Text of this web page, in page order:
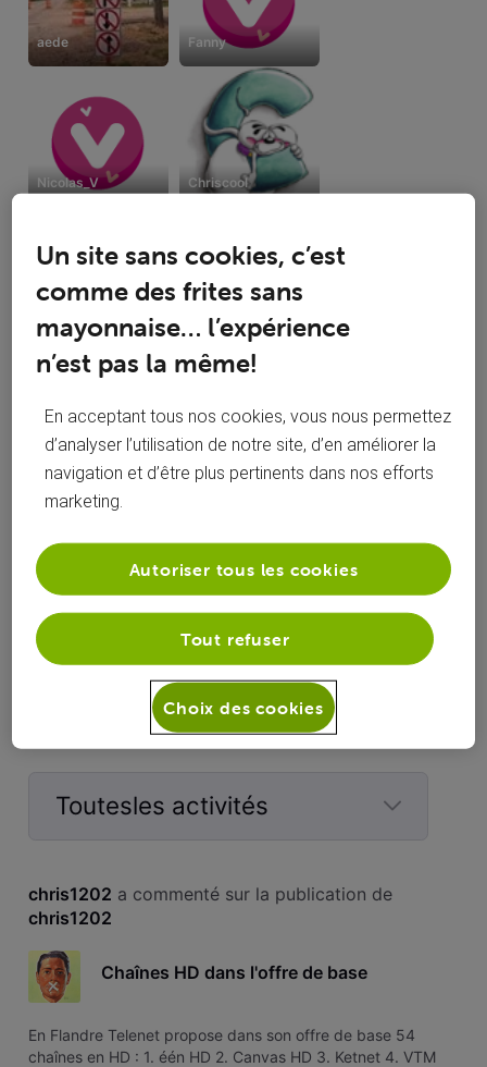
aede Fanny
Nicolas_V Chriscool
5 suivent
aede Nicolas_V
Activités de chris1202
Toutesles activités
Toutesles
activités
chris1202 a commenté sur la publication de
chris1202
Chaînes HD dans l'offre de base
En Flandre Telenet propose dans son offre de base 54
chaînes en HD : 1. één HD 2. Canvas HD 3. Ketnet 4. VTM
Un site sans cookies, c’est
comme des frites sans
mayonnaise… l’expérience
n’est pas la même!
En acceptant tous nos cookies, vous nous permettez
d’analyser l’utilisation de notre site, d’en améliorer la
navigation et d’être plus pertinents dans nos efforts
marketing.
Tout refuser
Autoriser tous les cookies
Choix des cookies